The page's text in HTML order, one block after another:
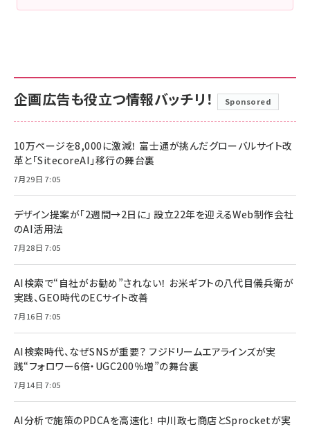
企画広告も役立つ情報バッチリ！ Sponsored
10万ページを8,000に激減！ 富士通が挑んだグローバルサイト改
革と「SitecoreAI」移行の舞台裏
7月29日 7:05
デザイン提案が「2週間→2日に」 設立22年を迎えるWeb制作会社
のAI活用法
7月28日 7:05
AI検索で“自社がお勧め”されない！ お米ギフトの八代目儀兵衛が
実践、GEO時代のECサイト改善
7月16日 7:05
AI検索時代、なぜSNSが重要？ フジドリームエアラインズが実
践“フォロワー6倍・UGC200％増”の舞台裏
7月14日 7:05
AI分析で施策のPDCAを高速化！ 中川政七商店とSprocketが実